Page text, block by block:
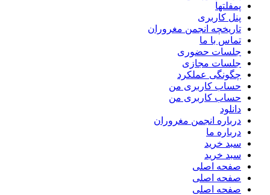
پمفلتها
پنل کاربری
تاریخچه انجمن مغروران
تماس با ما
جلسات حضوری
جلسات مجازی
چگونگی عملکرد
حساب کاربری من
حساب کاربری من
دانلود
درباره انجمن مغروران
درباره ما
سبد خرید
سبد خرید
صفحه اصلی
صفحه اصلی
صفحه اصلی